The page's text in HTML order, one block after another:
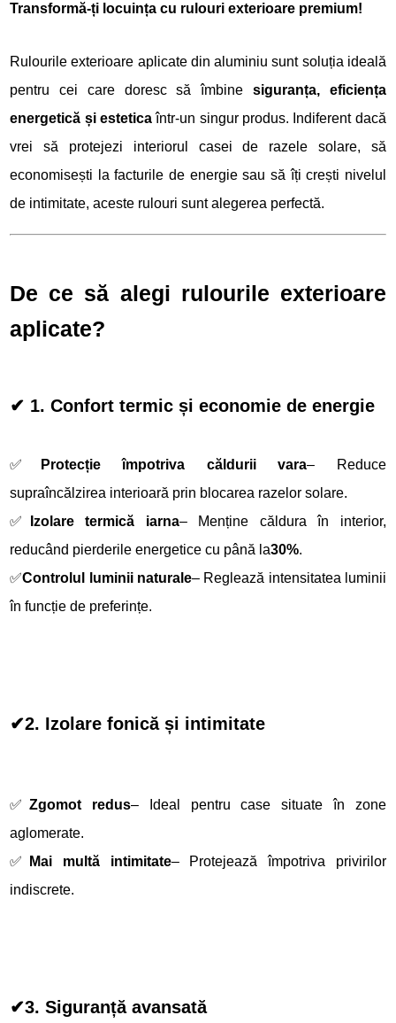
Transformă-ți locuința cu rulouri exterioare premium!
Rulourile exterioare aplicate din aluminiu sunt soluția ideală
pentru cei care doresc să îmbine siguranța, eficiența
energetică și esteticaîntr-un singur produs. Indiferent dacă
vrei să protejezi interiorul casei de razele solare, să
economisești la facturile de energie sau să îți crești nivelul
de intimitate, aceste rulouri sunt alegerea perfectă.
De ce să alegi rulourile exterioare
aplicate?
✔ 1. Confort termic și economie de energie
✅ Protecție împotriva căldurii vara– Reduce
supraîncălzirea interioară prin blocarea razelor solare.
✅
Izolare termică iarna– Menține căldura în interior,
reducând pierderile energetice cu până la30%.
✅Controlul luminii naturale– Reglează intensitatea luminii
în funcție de preferințe.
✔2. Izolare fonică și intimitate
✅Zgomot redus– Ideal pentru case situate în zone
aglomerate.
✅
Mai multă intimitate– Protejează împotriva privirilor
indiscrete.
✔3. Siguranță avansată